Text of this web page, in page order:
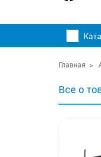
Главная
Все о